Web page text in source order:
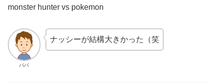
monster hunter vs pokemon
パパ
ナッシーが結構大きかった（笑